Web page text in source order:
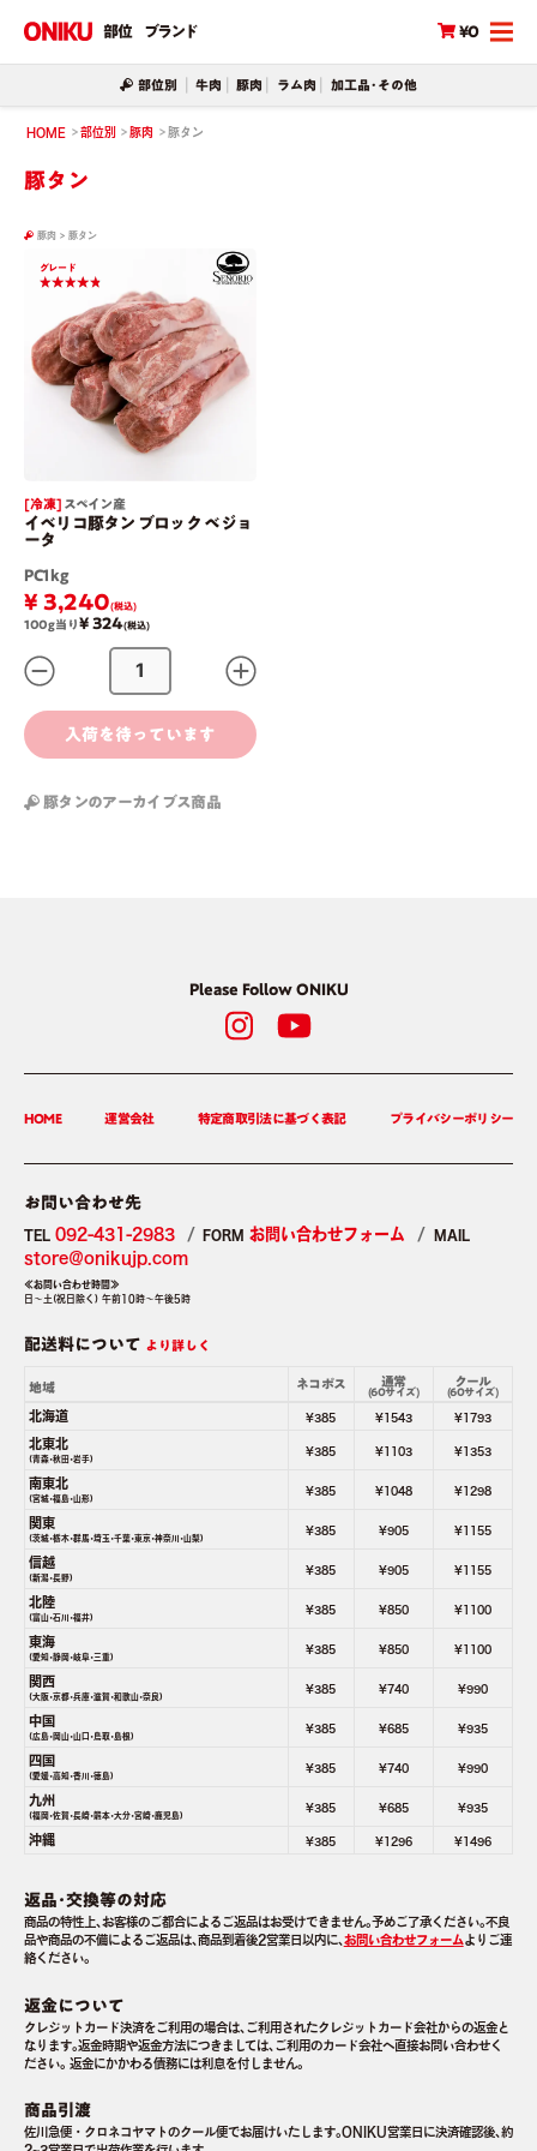
部位 ブランド ¥0
部位別 牛肉 豚肉 ラム肉 加工品･その他
HOME 部位別 豚肉 豚タン
豚タン
豚肉 > 豚タン
グレード
[ 冷凍 ] スペイン産
イベリコ豚タン ブロック ベジョ
ータ
PC1kg
¥ 3,240(税込)
100g当り ¥ 324(税込)
入荷を待っています
豚タンのアーカイブス商品
Please Follow ONIKU
HOME 運営会社 特定商取引法に基づく表記 プライバシーポリシー
お問い合わせ先
TEL 092-431-2983 FORM お問い合わせフォーム MAIL
store＠onikujp.com
≪お問い合わせ時間≫
日～土(祝日除く) 午前10時～午後5時
配送料について より詳しく
地域 ネコポス 通常
(60サイズ)
クール
(60サイズ)
北海道 ¥385 ¥1543 ¥1793
北東北
(青森･秋田･岩手)
¥385 ¥1103 ¥1353
南東北
(宮城･福島･山形)
¥385 ¥1048 ¥1298
関東
(茨城･栃木･群馬･埼玉･千葉･東京･神奈川･山梨)
¥385 ¥905 ¥1155
信越
(新潟･長野)
¥385 ¥905 ¥1155
北陸
(富山･石川･福井)
¥385 ¥850 ¥1100
東海
(愛知･静岡･岐阜･三重)
¥385 ¥850 ¥1100
関西
(大阪･京都･兵庫･滋賀･和歌山･奈良)
¥385 ¥740 ¥990
中国
(広島･岡山･山口･鳥取･島根)
¥385 ¥685 ¥935
四国
(愛媛･高知･香川･徳島)
¥385 ¥740 ¥990
九州
(福岡･佐賀･長崎･熊本･大分･宮崎･鹿児島)
¥385 ¥685 ¥935
沖縄 ¥385 ¥1296 ¥1496
返品･交換等の対応
商品の特性上､お客様のご都合によるご返品はお受けできません｡予めご了承ください｡不良
品や商品の不備によるご返品は､商品到着後2営業日以内に､ お問い合わせフォーム よりご連
絡ください｡
返金について
クレジットカード決済をご利用の場合は､ご利用されたクレジットカード会社からの返金と
なります｡返金時期や返金方法につきましては､ご利用のカード会社へ直接お問い合わせく
ださい｡ 返金にかかわる債務には利息を付しません｡
商品引渡
佐川急便・クロネコヤマトのクール便でお届けいたします｡ONIKU営業日に決済確認後､約